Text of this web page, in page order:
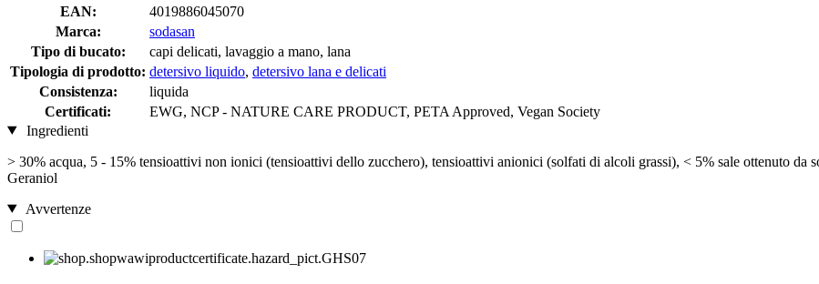
EAN:
4019886045070
Marca:
sodasan
Tipo di bucato:
capi delicati, lavaggio a mano, lana
Tipologia di prodotto: detersivo liquido, detersivo lana e delicati
Consistenza:
liquida
Certificati:
EWG, NCP - NATURE CARE PRODUCT, PETA Approved, Vegan Society
Ingredienti
> 30% acqua, 5 - 15% tensioattivi non ionici (tensioattivi dello zucchero), tensioattivi anionici (solfati di alcoli grassi), < 5% sale ottenuto da
Geraniol
Avvertenze